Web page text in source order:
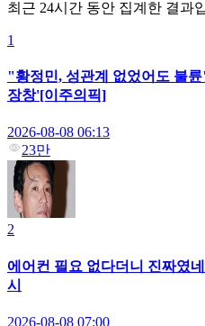
최근 24시간 동안 집계한 결과
1
"황정민, 성관계 없었어도 불
장창'[이주의픽]
2026-08-08 06:13
23만
2
에어컨 필요 없다더니 진짜였
시
2026-08-08 07:00